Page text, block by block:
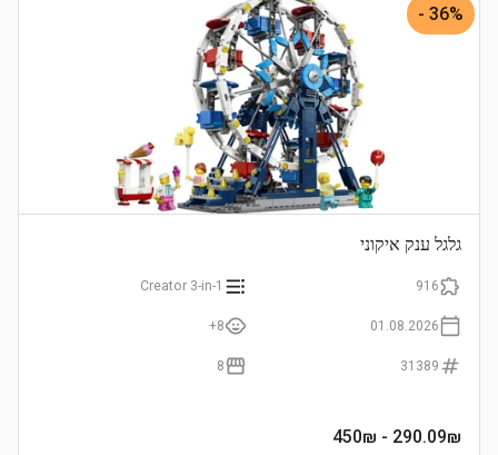
36% -
גלגל ענק איקוני
916
Creator 3-in-1
01.08.2026
8+
31389
8
290.09₪
- 450₪